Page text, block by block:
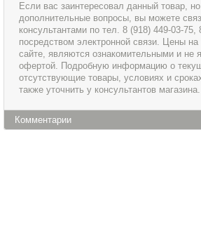
Если вас заинтересовал данный товар,
дополнительные вопросы, вы можете
консультантами по тел. 8 (918) 449-03-75,
посредством электронной связи. Цены
сайте, являются ознакомительными и не
офертой. Подробную информацию о
отсутствующие товары, условиях и
также уточнить у консультантов магазина.
Комментарии